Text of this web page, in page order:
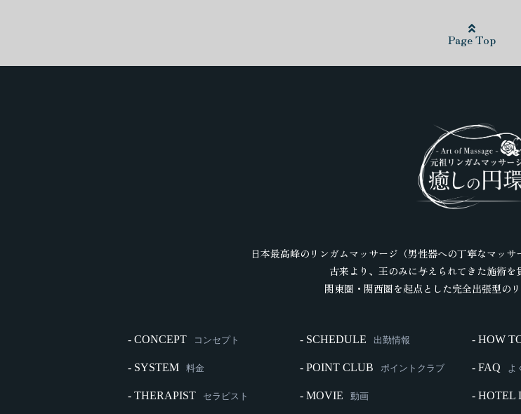
Page Top
日本最高峰のリンガムマッサージ（男性器への丁寧なマッサ
古来より、王のみに与えられてきた施術を
関東圏・関西圏を起点とした完全出張型の
- CONCEPT コンセプト
- SYSTEM 料金
- THERAPIST セラピスト
- SCHEDULE 出勤情報
- POINT CLUB ポイントクラブ
- MOVIE 動画
- HOW
- FAQ よ
- HOTEL